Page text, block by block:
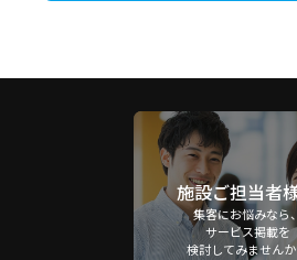
施設ご担当者
集客にお悩みなら、
サービス掲載を
検討してみません